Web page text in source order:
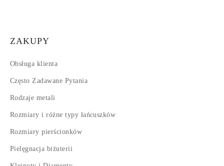
ZAKUPY
Obsługa klienta
Często Zadawane Pytania
Rodzaje metali
Rozmiary i różne typy łańcuszków
Rozmiary pierścionków
Pielęgnacja biżuterii